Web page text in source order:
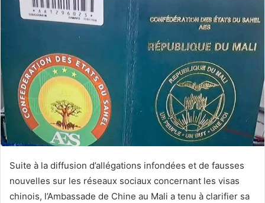
Suite à la diffusion d’allégations infondées et de fausses
nouvelles sur les réseaux sociaux concernant les visas
chinois, l’Ambassade de Chine au Mali a tenu à clarifier sa